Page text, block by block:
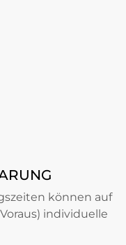
können auf
individuelle